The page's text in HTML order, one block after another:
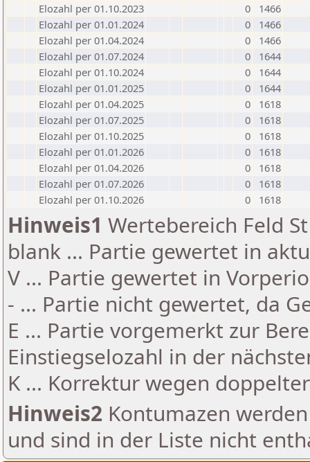
Elozahl per 01.10.2023
0
1466
Elozahl per 01.01.2024
0
1466
Elozahl per 01.04.2024
0
1466
Elozahl per 01.07.2024
0
1644
Elozahl per 01.10.2024
0
1644
Elozahl per 01.01.2025
0
1644
Elozahl per 01.04.2025
0
1618
Elozahl per 01.07.2025
0
1618
Elozahl per 01.10.2025
0
1618
Elozahl per 01.01.2026
0
1618
Elozahl per 01.04.2026
0
1618
Elozahl per 01.07.2026
0
1618
Elozahl per 01.10.2026
0 1618
Hinweis1 Wertebereich Feld
blank ... Partie gewertet in
V ... Partie gewertet in
- ... Partie nicht gewertet, da
E ... Partie vorgemerkt zur
Einstiegselozahl in der
K ... Korrektur wegen
Hinweis2 Kontumazen
und sind in der Liste nicht